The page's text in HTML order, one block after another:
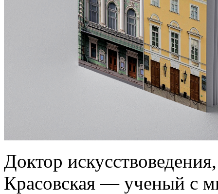
Доктор
Красовская — ученый с